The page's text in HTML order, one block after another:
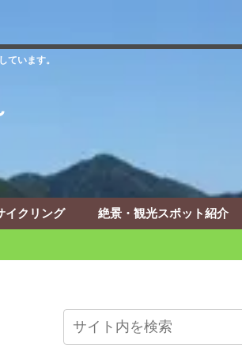
ています。
イクリング 絶景・観光スポット紹介